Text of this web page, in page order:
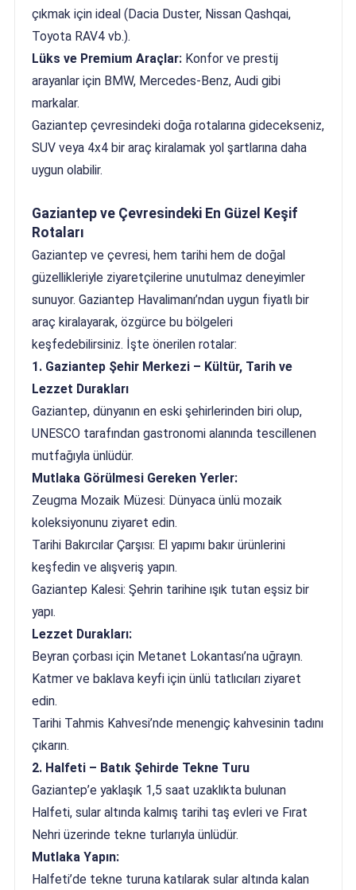
çıkmak için ideal (Dacia Duster, Nissan Qashqai,
Toyota RAV4 vb.).
Lüks ve Premium Araçlar:Konfor ve prestij
arayanlar için BMW, Mercedes-Benz, Audi gibi
markalar.
Gaziantep çevresindeki doğa rotalarına gidecekseniz,
SUV veya 4x4 bir araç kiralamak yol şartlarına daha
uygun olabilir.
Gaziantep ve Çevresindeki En Güzel Keşif
Rotaları
Gaziantep ve çevresi, hem tarihi hem de doğal
güzellikleriyle ziyaretçilerine unutulmaz deneyimler
sunuyor. Gaziantep Havalimanı’ndan uygun fiyatlı bir
araç kiralayarak, özgürce bu bölgeleri
keşfedebilirsiniz. İşte önerilen rotalar:
1. Gaziantep Şehir Merkezi – Kültür, Tarih ve
Lezzet Durakları
Gaziantep, dünyanın en eski şehirlerinden biri olup,
UNESCO tarafından gastronomi alanında tescillenen
mutfağıyla ünlüdür.
Mutlaka Görülmesi Gereken Yerler:
Zeugma Mozaik Müzesi: Dünyaca ünlü mozaik
koleksiyonunu ziyaret edin.
Tarihi Bakırcılar Çarşısı: El yapımı bakır ürünlerini
keşfedin ve alışveriş yapın.
Gaziantep Kalesi: Şehrin tarihine ışık tutan eşsiz bir
yapı.
Lezzet Durakları:
Beyran çorbası için Metanet Lokantası’na uğrayın.
Katmer ve baklava keyfi için ünlü tatlıcıları ziyaret
edin.
Tarihi Tahmis Kahvesi’nde menengiç kahvesinin tadını
çıkarın.
2. Halfeti – Batık Şehirde Tekne Turu
Gaziantep’e yaklaşık 1,5 saat uzaklıkta bulunan
Halfeti, sular altında kalmış tarihi taş evleri ve Fırat
Nehri üzerinde tekne turlarıyla ünlüdür.
Mutlaka Yapın:
Halfeti’de tekne turuna katılarak sular altında kalan